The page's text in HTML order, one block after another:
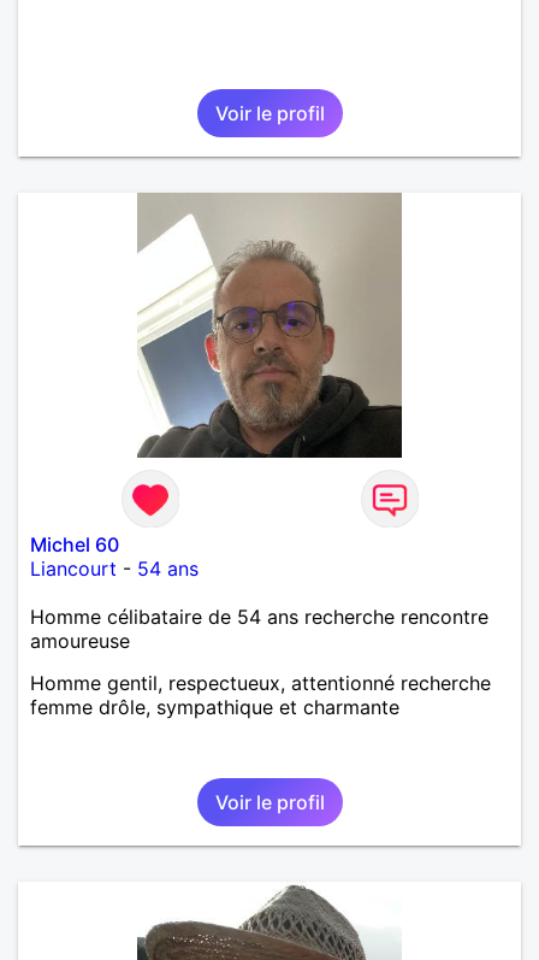
Voir le profil
Michel 60
Liancourt - 54 ans
Homme célibataire de 54 ans recherche rencontre
amoureuse
Homme gentil, respectueux, attentionné recherche
femme drôle, sympathique et charmante
Voir le profil